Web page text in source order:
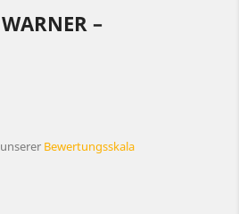
–
Bewertungsskala